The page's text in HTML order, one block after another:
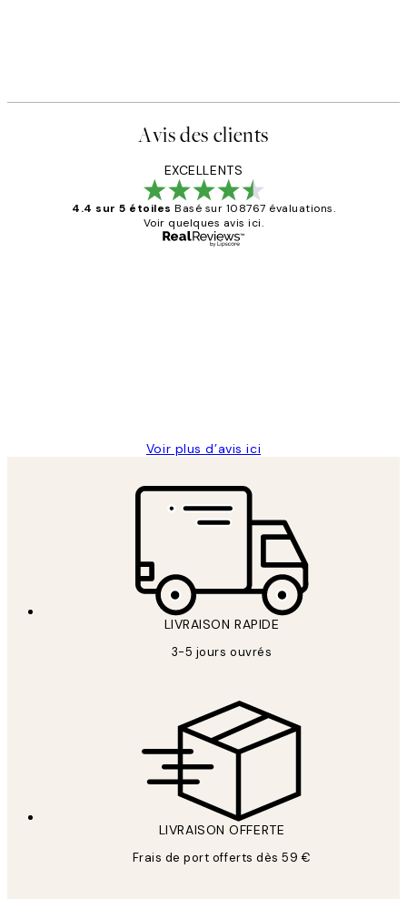
Avis des clients
EXCELLENTS
4.4 sur 5 étoiles Basé sur 108767 évaluations.
Voir quelques avis ici.
Voir plus d’avis ici
LIVRAISON RAPIDE
3-5 jours ouvrés
LIVRAISON OFFERTE
Frais de port offerts dès 59 €